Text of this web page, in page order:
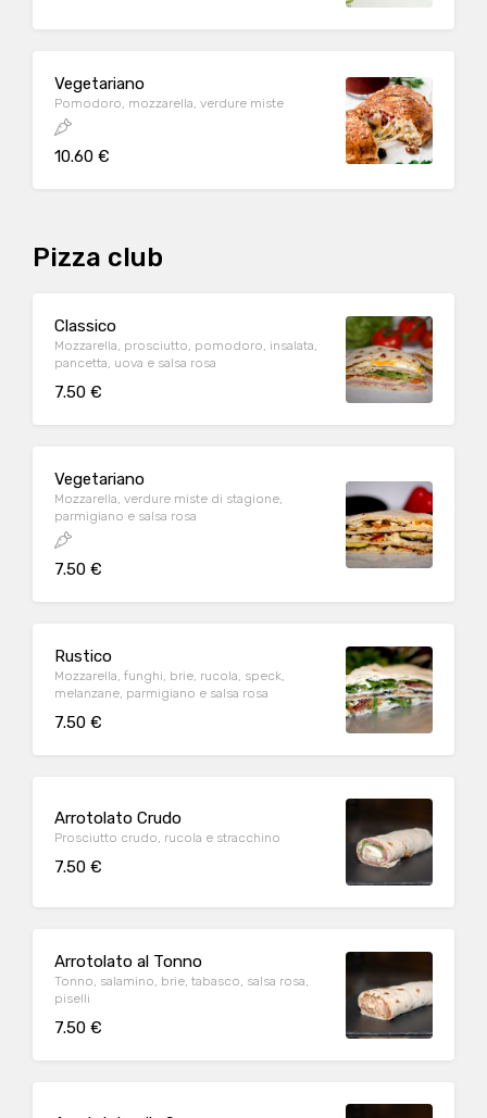
Vegetariano
Pomodoro, mozzarella, verdure miste
10.60 €
Pizza club
Classico
Mozzarella, prosciutto, pomodoro, insalata,
pancetta, uova e salsa rosa
7.50 €
Vegetariano
Mozzarella, verdure miste di stagione,
parmigiano e salsa rosa
7.50 €
Rustico
Mozzarella, funghi, brie, rucola, speck,
melanzane, parmigiano e salsa rosa
7.50 €
Arrotolato Crudo
Prosciutto crudo, rucola e stracchino
7.50 €
Arrotolato al Tonno
Tonno, salamino, brie, tabasco, salsa rosa,
piselli
7.50 €